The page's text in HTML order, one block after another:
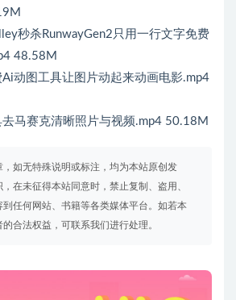
秒杀RunwayGen2只用一行文字免费
48.58M
动图工具让图片动起来动画电影.mp4
马赛克清晰照片与视频.mp4 50.18M
，如无特殊说明或标注，均为本站原创发
在未征得本站同意时，禁止复制、盗用、
任何网站、书籍等各类媒体平台。如若本
合法权益，可联系我们进行处理。